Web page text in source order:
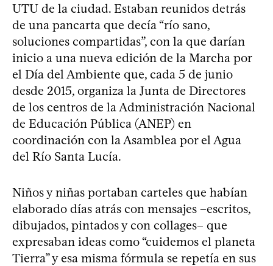
UTU de la ciudad. Estaban reunidos detrás
de una pancarta que decía “río sano,
soluciones compartidas”, con la que darían
inicio a una nueva edición de la Marcha por
el Día del Ambiente que, cada 5 de junio
desde 2015, organiza la Junta de Directores
de los centros de la Administración Nacional
de Educación Pública (ANEP) en
coordinación con la Asamblea por el Agua
del Río Santa Lucía.
Niños y niñas portaban carteles que habían
elaborado días atrás con mensajes –escritos,
dibujados, pintados y con collages– que
expresaban ideas como “cuidemos el planeta
Tierra” y esa misma fórmula se repetía en sus